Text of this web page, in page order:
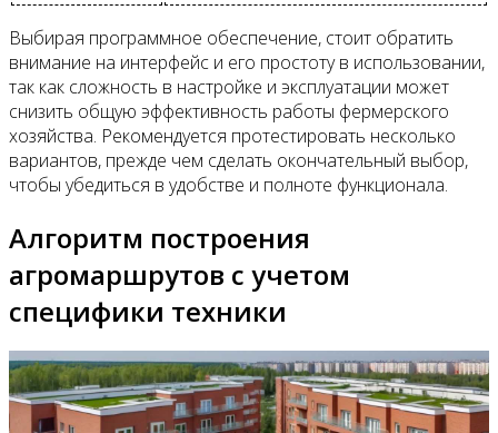
Выбирая программное обеспечение, стоит обратить
внимание на интерфейс и его простоту в использовании,
так как сложность в настройке и эксплуатации может
снизить общую эффективность работы фермерского
хозяйства. Рекомендуется протестировать несколько
вариантов, прежде чем сделать окончательный выбор,
чтобы убедиться в удобстве и полноте функционала.
Алгоритм построения
агромаршрутов с учетом
специфики техники